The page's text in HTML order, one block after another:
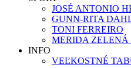
JOSÉ ANTONIO
GUNN-RITA
TONI FERREIRO
MERIDA ZELENÁ
INFO
VEĽKOSTNÉ